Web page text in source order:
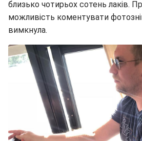
близько чотирьох сотень лаків.
можливість коментувати
вимкнула.